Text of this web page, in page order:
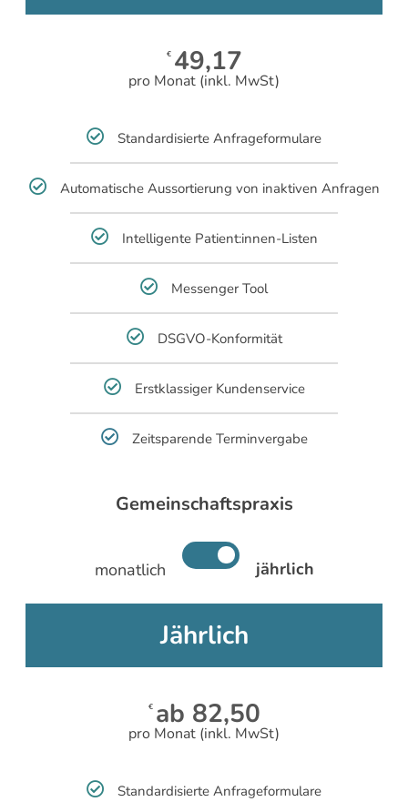
€ 49,17
pro Monat (inkl. MwSt)
Standardisierte Anfrageformulare
Automatische Aussortierung von inaktiven Anfragen
Intelligente Patient:innen-Listen
Messenger Tool
DSGVO-Konformität
Erstklassiger Kundenservice
Zeitsparende Terminvergabe
Gemeinschaftspraxis
monatlich jährlich
Jährlich
€ ab 82,50
pro Monat (inkl. MwSt)
Standardisierte Anfrageformulare